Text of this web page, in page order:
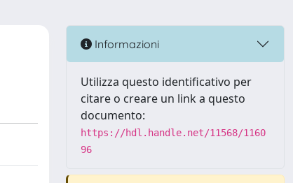
Informazioni
Utilizza questo identificativo per
citare o creare un link a questo
documento:
https://hdl.handle.net/11568/1160
96